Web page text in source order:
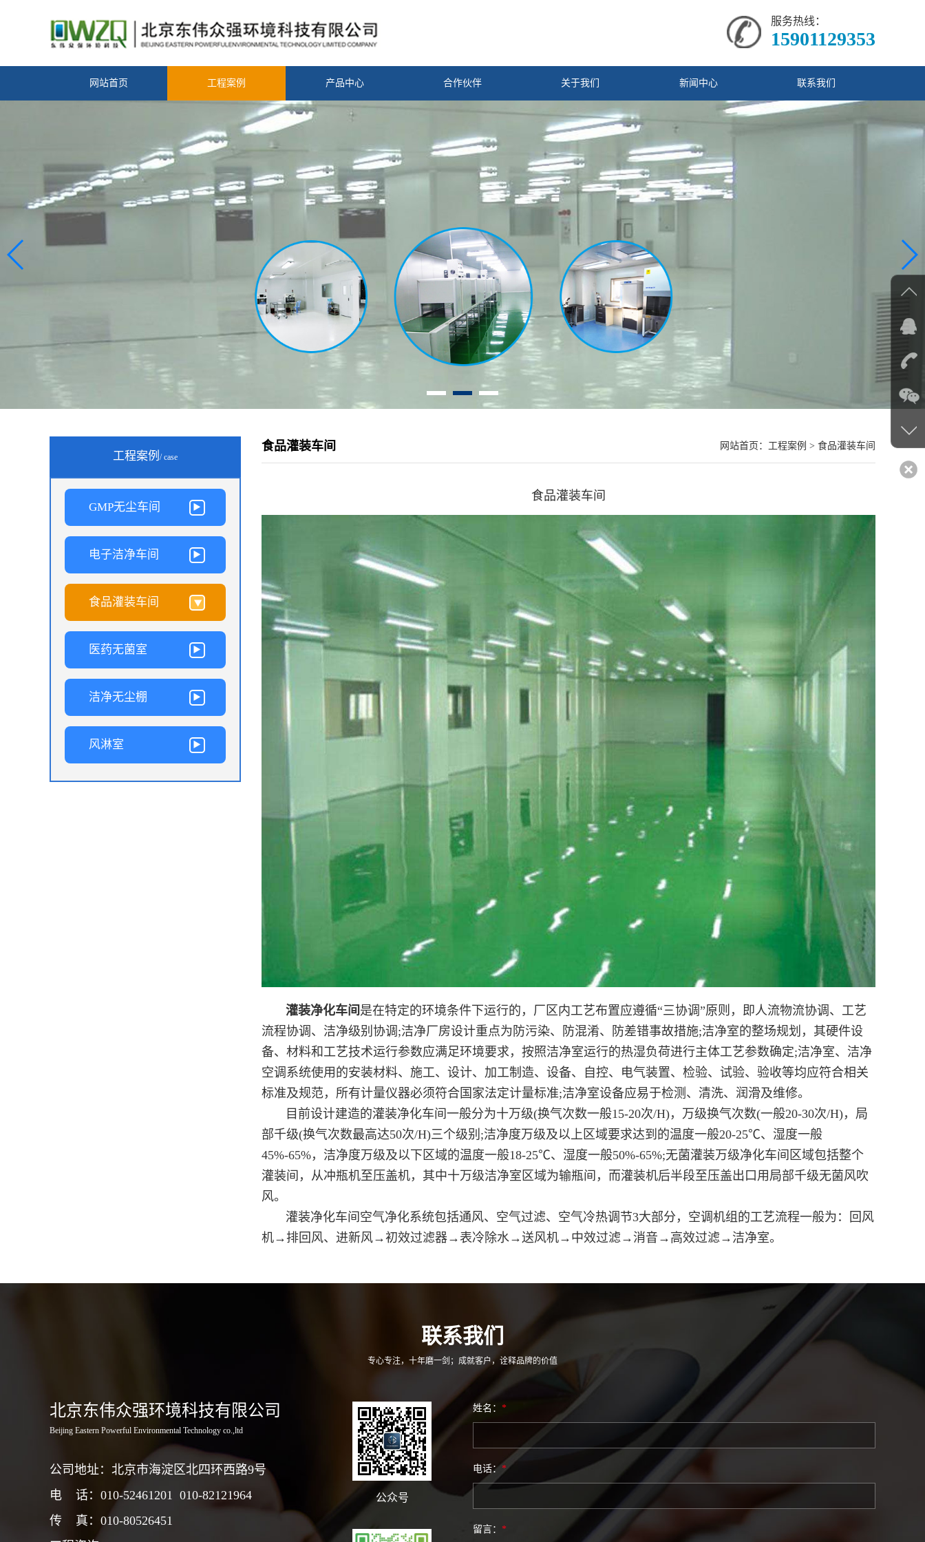
服务热线：
15901129353
网站首页 工程案例 产品中心 合作伙伴 关于我们 新闻中心 联系我们
工程案例 / case
GMP无尘车间
电子洁净车间
食品灌装车间
医药无菌室
洁净无尘棚
风淋室
食品灌装车间 网站首页 ：工程案例 > 食品灌装车间
食品灌装车间
灌装净化车间 是在特定的环境条件下运行的，厂区内工艺布置应遵循“三协调”原则，即人流物流协调、工艺
流程协调、洁净级别协调;洁净厂房设计重点为防污染、防混淆、防差错事故措施;洁净室的整场规划，其硬件设
备、材料和工艺技术运行参数应满足环境要求，按照洁净室运行的热湿负荷进行主体工艺参数确定;洁净室、洁净
空调系统使用的安装材料、施工、设计、加工制造、设备、自控、电气装置、检验、试验、验收等均应符合相关
标准及规范，所有计量仪器必须符合国家法定计量标准;洁净室设备应易于检测、清洗、润滑及维修。
目前设计建造的灌装净化车间一般分为十万级(换气次数一般15-20次/H)，万级换气次数(一般20-30次/H)，局
部千级(换气次数最高达50次/H)三个级别;洁净度万级及以上区域要求达到的温度一般20-25℃、湿度一般
45%-65%，洁净度万级及以下区域的温度一般18-25℃、湿度一般50%-65%;无菌灌装万级净化车间区域包括整个
灌装间，从冲瓶机至压盖机，其中十万级洁净室区域为输瓶间，而灌装机后半段至压盖出口用局部千级无菌风吹
风。
灌装净化车间空气净化系统包括通风、空气过滤、空气冷热调节3大部分，空调机组的工艺流程一般为：回风
机→排回风、进新风→初效过滤器→表冷除水→送风机→中效过滤→消音→高效过滤→洁净室。
联系我们
专心专注，十年磨一剑；成就客户，诠释品牌的价值
北京东伟众强环境科技有限公司
Beijing Eastern Powerful Environmental Technology co.,ltd
公司地址：北京市海淀区北四环西路9号
电 话：010-52461201 010-82121964
传 真：010-80526451
公众号
姓名： *
电话：*
留言： *